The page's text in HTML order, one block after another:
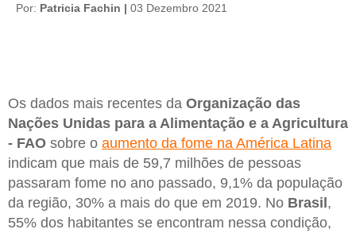
Por: Patricia Fachin | 03 Dezembro 2021
Os dados mais recentes da Organização das
Nações Unidas para a Alimentação e a Agricultura
- FAO sobre o aumento da fome na América Latina
indicam que mais de 59,7 milhões de pessoas
passaram fome no ano passado, 9,1% da população
da região, 30% a mais do que em 2019. No Brasil,
55% dos habitantes se encontram nessa condição,